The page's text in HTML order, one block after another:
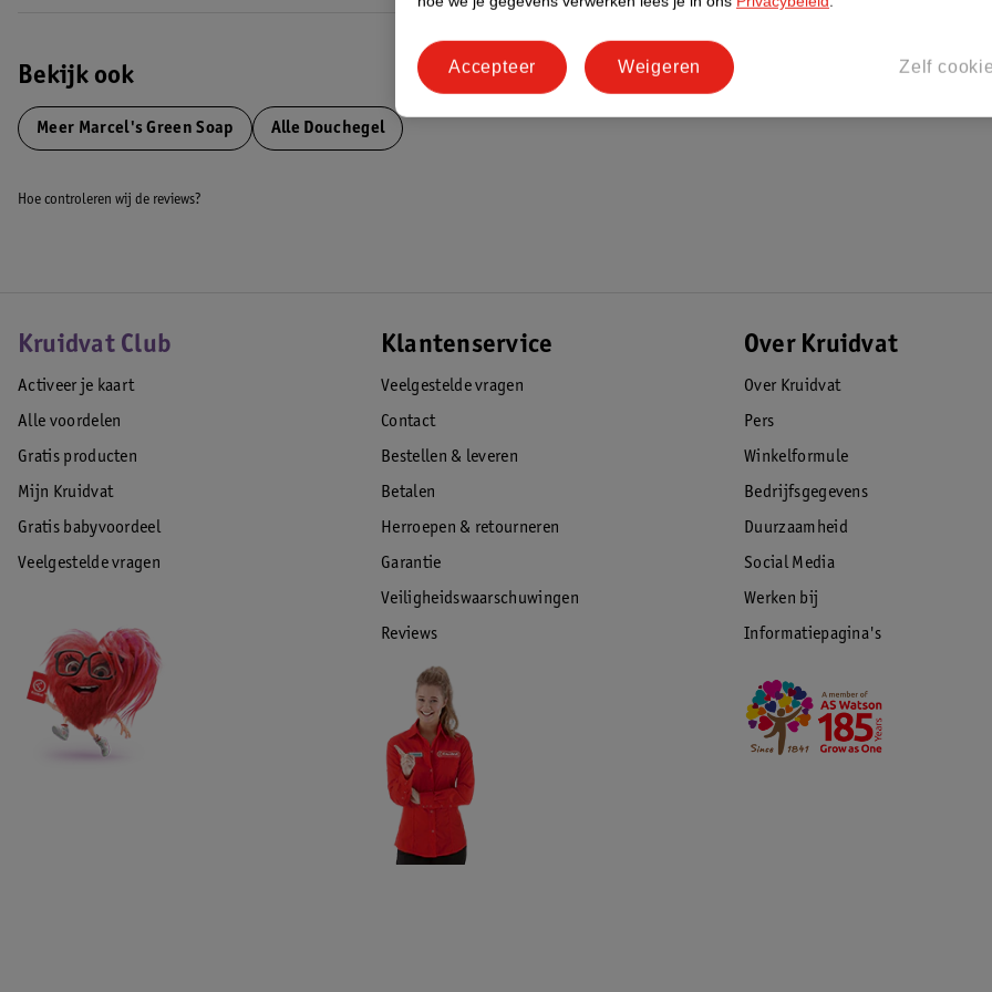
Bekijk ook
Meer Marcel's Green Soap Alle Douchegel
Hoe controleren wij de reviews?
Kruidvat Club
Activeer je kaart
Alle voordelen
Gratis producten
Mijn Kruidvat
Gratis babyvoordeel
Veelgestelde vragen
Klantenservice
Veelgestelde vragen
Contact
Bestellen & leveren
Betalen
Herroepen & retourneren
Garantie
Veiligheidswaarschuwingen
Reviews
Over Kruidvat
Over Kruidvat
Pers
Winkelformule
Bedrijfsgegevens
Duurzaamheid
Social Media
Werken bij
Informatiepagina's
Zelf
Weigeren
Accepteer